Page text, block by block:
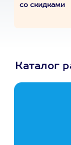
со скидками
Каталог